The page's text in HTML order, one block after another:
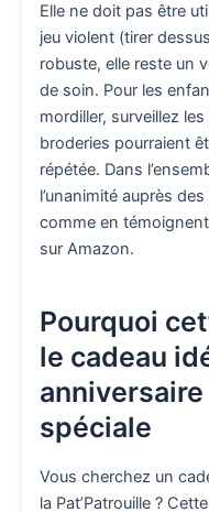
Elle ne doit pas être
jeu violent (tirer
robuste, elle reste un
de soin. Pour les
mordiller, surveillez
broderies pourraient
répétée. Dans
l’unanimité auprès
comme en
sur Amazon.
Pourquoi
le cadeau
spéciale
Vous cherchez un
la Pat’Patrouille ?